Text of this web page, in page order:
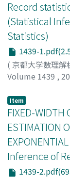
Record
(Statistical
Statistics)
1439-
( 京都大学数理解
Volume 1439 ,
Item
FIXED-WIDTH
ESTIMATION
Inference of
1439-